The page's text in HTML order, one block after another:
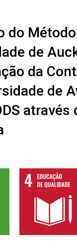
do
de
da
de
através